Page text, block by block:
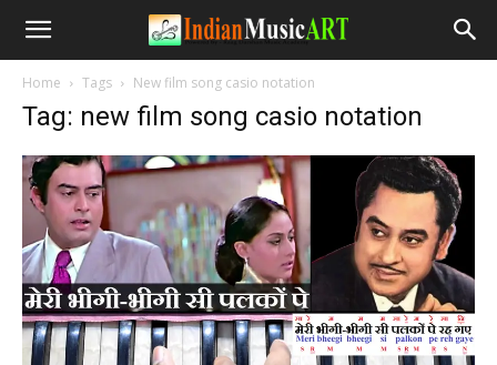
Home Tags New film song casio notation
Tag: new film song casio notation